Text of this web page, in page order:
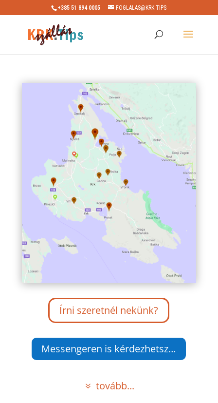
+385 51 894 0005 FOGLALAS@KRK.TIPS
Írni szeretnél nekünk?
Messengeren is kérdezhetsz…
tovább...